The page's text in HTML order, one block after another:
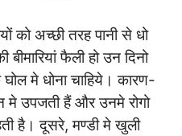
को अच्छी तरह पानी से धो
फैली हो उन दिनो
मे धोना चाहिये। कारण-
मे उपजती हैं और उनमे रोगो
है। दूसरे, मण्डी मे खुली